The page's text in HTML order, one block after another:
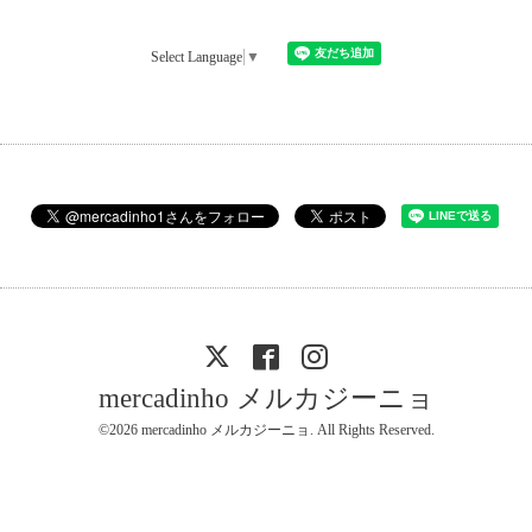
Select Language ▼
mercadinho メルカジーニョ
©2026 mercadinho メルカジーニョ . All Rights Reserved.